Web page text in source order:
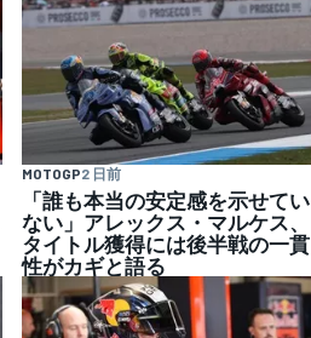
MOTOGP2 日前
「誰も本当の安定感を示せてい
ない」アレックス・マルケス、
タイトル獲得には後半戦の一貫
性がカギと語る